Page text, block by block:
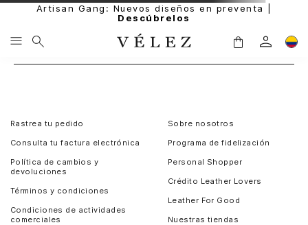
Artisan Gang: Nuevos diseños en preventa |
Descúbrelos
Rastrea tu pedido
Consulta tu factura electrónica
Política de cambios y
devoluciones
Términos y condiciones
Condiciones de actividades
comerciales
Sobre nosotros
Programa de fidelización
Personal Shopper
Crédito Leather Lovers
Leather For Good
Nuestras tiendas